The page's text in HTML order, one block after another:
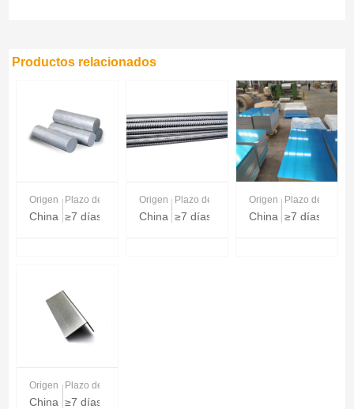
Productos relacionados
Origen
China
Plazo de entrega
≥7 días
Origen
China
Plazo de entrega
≥7 días
Origen
China
Plazo de
≥7 días
Origen
China
Plazo de entrega
≥7 días